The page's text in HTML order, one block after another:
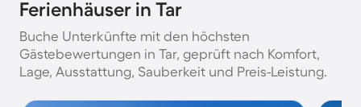
Ferienhäuser in Tar
Buche Unterkünfte mit den höchsten
Gästebewertungen in Tar, geprüft nach Komfort,
Lage, Ausstattung, Sauberkeit und Preis-Leistung.